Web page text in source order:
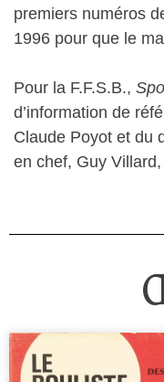
premiers numéros
1996 pour que le
Pour la F.F.S.B.,
d’information de
Claude Poyot et du
en chef, Guy